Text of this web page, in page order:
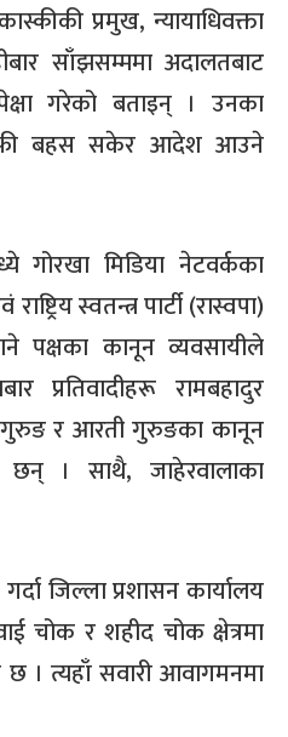
प्रमुख, न्यायाधिवक्ता
साँझसम्ममा अदालतबाट
गरेको बताइन् । उनका
बहस सकेर आदेश आउने
गोरखा मिडिया नेटवर्कका
स्वतन्त्र पार्टी (रास्वपा)
पक्षका कानून व्यवसायीले
प्रतिवादीहरू रामबहादुर
र आरती गुरुङका कानून
। साथै, जाहेरवालाका
जिल्ला प्रशासन कार्यालय
चोक र शहीद चोक क्षेत्रमा
छ । त्यहाँ सवारी आवागमनमा